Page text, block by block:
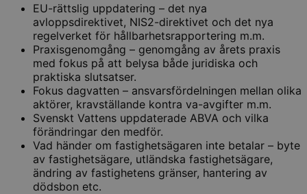
EU-rättslig uppdatering – det nya
avloppsdirektivet, NIS2-direktivet och det nya
regelverket för hållbarhetsrapportering m.m.
Praxisgenomgång – genomgång av årets praxis
med fokus på att belysa både juridiska och
praktiska slutsatser.
Fokus dagvatten – ansvarsfördelningen mellan olika
aktörer, kravställande kontra va-avgifter m.m.
Svenskt Vattens uppdaterade ABVA och vilka
förändringar den medför.
Vad händer om fastighetsägaren inte betalar – byte
av fastighetsägare, utländska fastighetsägare,
ändring av fastighetens gränser, hantering av
dödsbon etc.